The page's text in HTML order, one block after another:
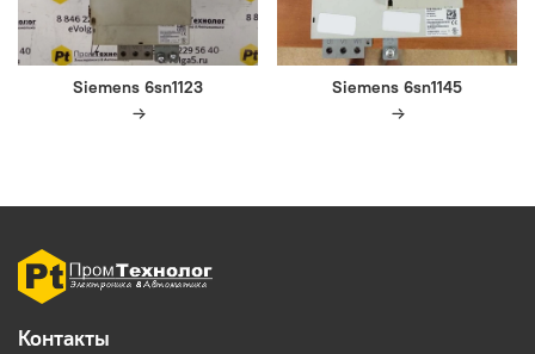
Siemens 6sn1123 Siemens 6sn1145
Контакты